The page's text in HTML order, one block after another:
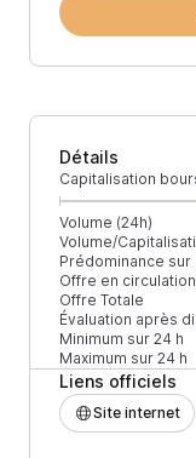
Détails
Capitalisation
Volume (24h)
Volume/
Prédominance sur
Offre en circulation
Offre Totale
Évaluation après
Minimum sur 24 h
Maximum sur 24 h
Liens officiels
Site internet